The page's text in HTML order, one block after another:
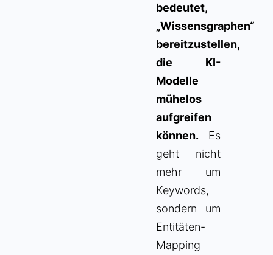
bedeutet,
„Wissensgraphen“
bereitzustellen,
die KI-
Modelle
mühelos
aufgreifen
können. Es
geht nicht
mehr um
Keywords,
sondern um
Entitäten-
Mapping